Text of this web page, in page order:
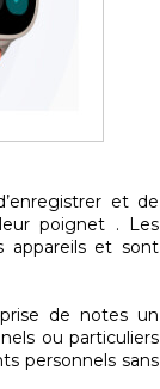
et de
poignet . Les
appareils et sont
de notes un
ou particuliers
personnels sans